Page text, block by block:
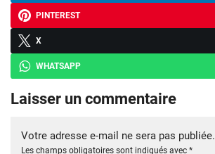
PINTEREST
X
WHATSAPP
Laisser un commentaire
Votre adresse e-mail ne sera pas publiée.
Les champs obligatoires sont indiqués avec *